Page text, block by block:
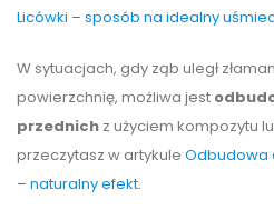
Licówki – sposób na idealny
W sytuacjach, gdy ząb uległ
powierzchnię, możliwa jest
przednich z użyciem kompozytu
przeczytasz w artykule Odbudowa
– naturalny efekt.